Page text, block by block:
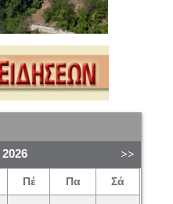
2026
Πέ Πα Σά